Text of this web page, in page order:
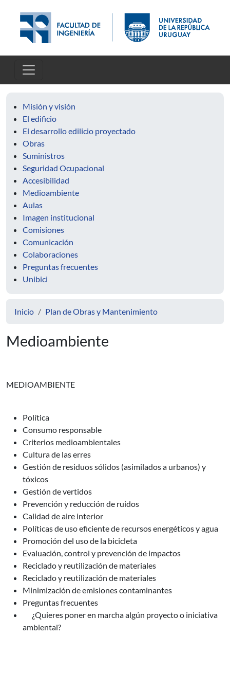
Misión y visión
El edificio
El desarrollo edilicio proyectado
Obras
Suministros
Seguridad Ocupacional
Accesibilidad
Medioambiente
Aulas
Imagen institucional
Comisiones
Comunicación
Colaboraciones
Preguntas frecuentes
Unibici
Inicio Plan de Obras y Mantenimiento
Medioambiente
MEDIOAMBIENTE
Política
Consumo responsable
Criterios medioambientales
Cultura de las erres
Gestión de residuos sólidos (asimilados a urbanos) y
tóxicos
Gestión de vertidos
Prevención y reducción de ruidos
Calidad de aire interior
Políticas de uso eficiente de recursos energéticos y agua
Promoción del uso de la bicicleta
Evaluación, control y prevención de impactos
Reciclado y reutilización de materiales
Reciclado y reutilización de materiales
Minimización de emisiones contaminantes
Preguntas frecuentes
¿Quieres poner en marcha algún proyecto o iniciativa
ambiental?